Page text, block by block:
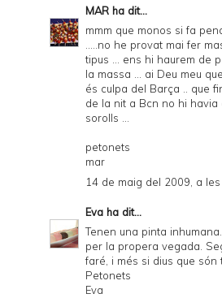
MAR ha dit...
mmm que monos si fa
.....no he provat mai fer
tipus ... ens hi haurem de
la massa ... ai Deu meu
és culpa del Barça .. que
de la nit a Bcn no hi havia
sorolls ...
petonets
mar
14 de maig del 2009, a
Eva ha dit...
Tenen una pinta
per la propera vegada.
faré, i més si dius que són
Petonets
Eva